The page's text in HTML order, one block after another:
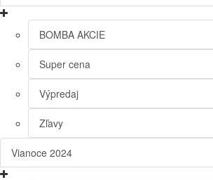
BOMBA AKCIE
Super cena
Výpredaj
Zľavy
Vianoce 2024